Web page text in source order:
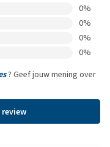
0%
0%
0%
0%
? Geef jouw mening over